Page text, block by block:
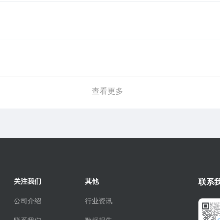
查看更多
关注我们
公司介绍
其他
行业资讯
联系